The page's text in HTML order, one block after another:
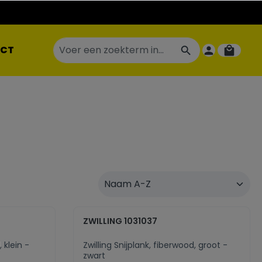
klein -
ZWILLING 1031037
Zwilling Snijplank, fiberwood, groot -
zwart